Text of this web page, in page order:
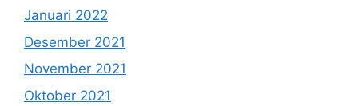
Januari 2022
Desember 2021
November 2021
Oktober 2021